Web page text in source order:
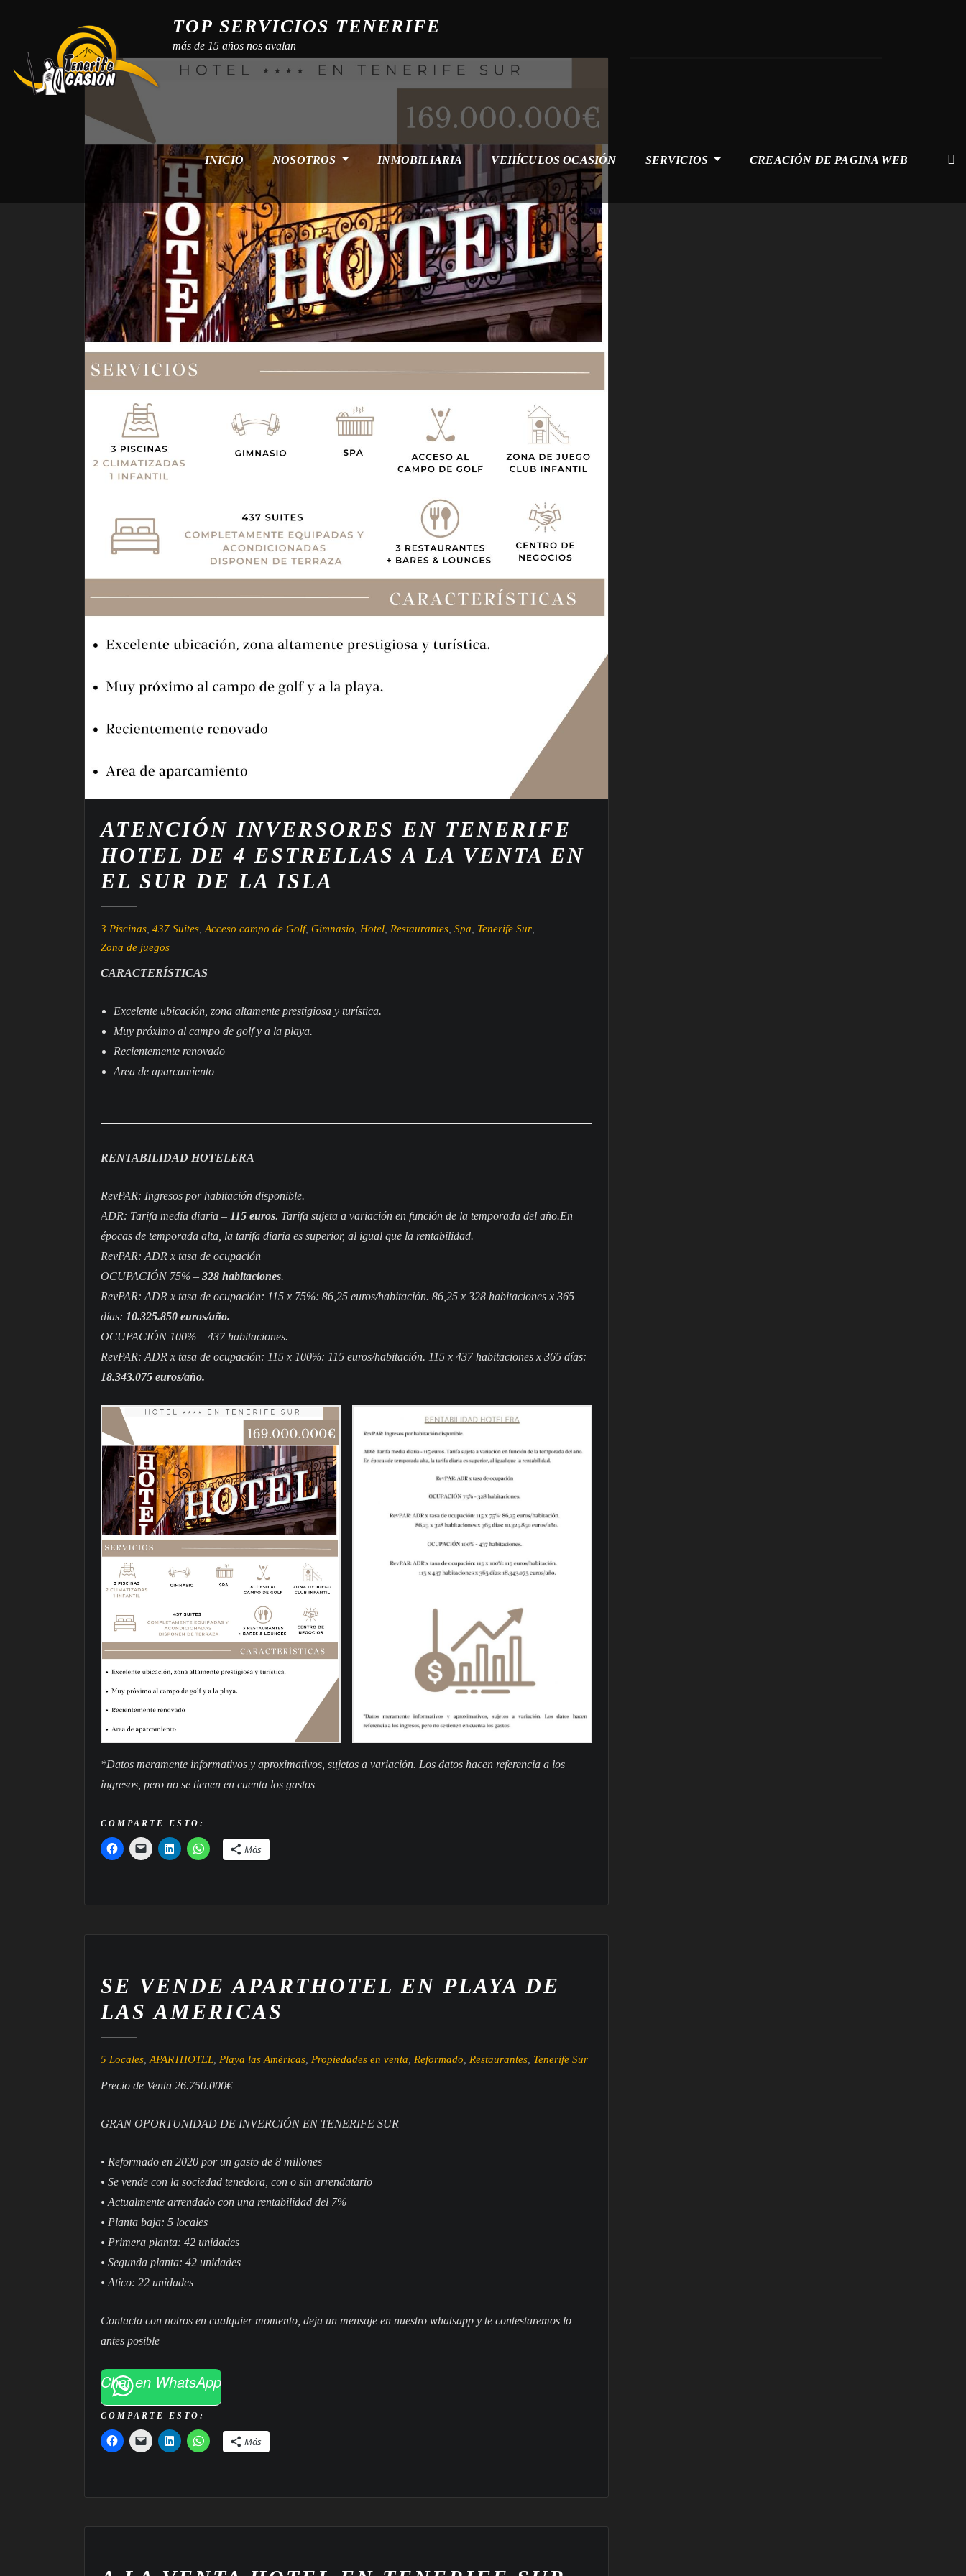
TOP SERVICIOS TENERIFE
más de 15 años nos avalan
INICIO NOSOTROS INMOBILIARIA VEHÍCULOS OCASIÓN SERVICIOS CREACIÓN DE PAGINA WEB
ATENCIÓN INVERSORES EN TENERIFE
HOTEL DE 4 ESTRELLAS A LA VENTA EN
EL SUR DE LA ISLA
3 Piscinas 437 Suites Acceso campo de Golf, Gimnasio Hotel Restaurantes Spa Tenerife Sur
Zona de juegos
CARACTERÍSTICAS
Excelente ubicación zona altamente prestigiosa y turística.
Muy próximo al campo de golf y a la playa.
Recientemente renovado
Area de aparcamiento
RENTABILIDAD HOTELERA
RevPAR: Ingresos por habitación disponible.
ADR: Tarifa media diaria – 115 euros. Tarifa sujeta a variación en función de la temporada del año.En
épocas de temporada alta, la tarifa diaria es superior, al igual que la rentabilidad.
RevPAR: ADR x tasa de ocupación
OCUPACIÓN 75% – 328 habitaciones.
RevPAR: ADR x tasa de ocupación: 115 x 75%: 86,25 euros/habitación. 86,25 x 328 habitaciones x 365
días: 10.325.850 euros/año.
OCUPACIÓN 100% – 437 habitaciones.
RevPAR: ADR x tasa de ocupación: 115 x 100%: 115 euros/habitación. 115 x 437 habitaciones x 365 días:
18.343.075 euros/año.
*Datos meramente informativos y aproximativos, sujetos a variación. Los datos hacen referencia a los
ingresos, pero no se tienen en cuenta los gastos
COMPARTE ESTO:
Más
SE VENDE APARTHOTEL EN PLAYA DE
LAS AMERICAS
5 Locales,APARTHOTEL, Playa las Américas, Propiedades en venta, Reformado, Restaurantes, Tenerife Sur
Precio de Venta 26.750.000€
GRAN OPORTUNIDAD DE INVERCIÓN EN TENERIFE SUR
• Reformado en 2020 por un gasto de 8 millones
• Se vende con la sociedad tenedora, con o sin arrendatario
• Actualmente arrendado con una rentabilidad del 7%
• Planta baja: 5 locales
• Primera planta: 42 unidades
• Segunda planta: 42 unidades
• Atico: 22 unidades
Contacta con notros en cualquier momento, deja un mensaje en nuestro whatsapp y te contestaremos lo
antes posible
Chat en WhatsApp
COMPARTE ESTO:
Más